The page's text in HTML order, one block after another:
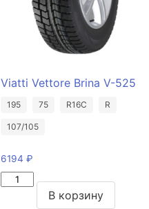
Viatti Vettore Brina V-525
195 75 R16C R
107/105
6194 ₽
Количество
В корзину